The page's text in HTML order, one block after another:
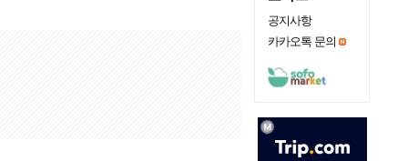
공지사항
카카오톡 문의